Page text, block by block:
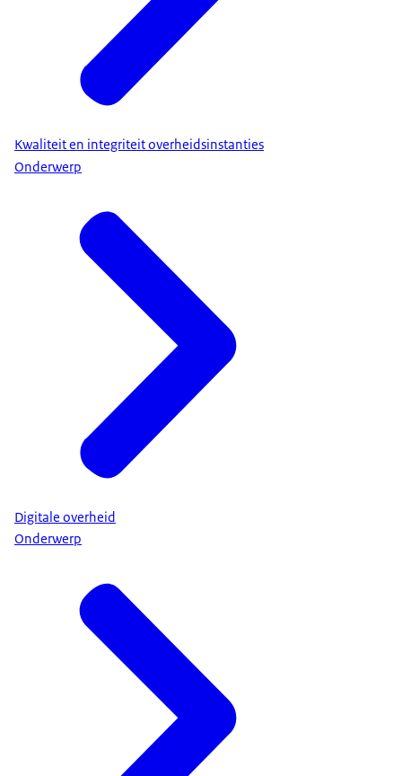
Kwaliteit en integriteit overheidsinstanties
Onderwerp
Digitale overheid
Onderwerp